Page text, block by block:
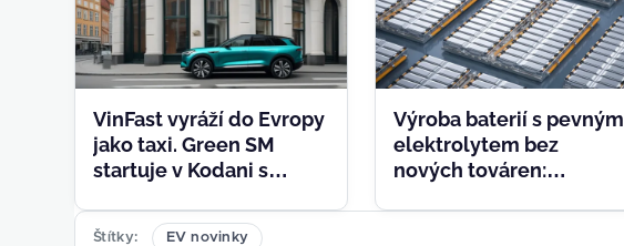
VinFast vyráží do Evropy
jako taxi. Green SM
startuje v Kodani s
parkem
Výroba baterií s pevným
elektrolytem bez
nových továren:
Štítky EV novinky